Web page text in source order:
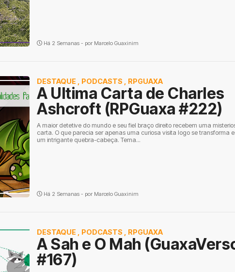
Há 2 Semanas - por Marcelo Guaxinim
DESTAQUE PODCASTS RPGUAXA
A Ultima Carta de Charles
Ashcroft (RPGuaxa #222)
A maior detetive do mundo e seu fiel braço direito recebem uma
carta. O que parecia ser apenas uma curiosa visita logo se transforma
um intrigante quebra-cabeça. Tema...
Há 2 Semanas - por Marcelo Guaxinim
DESTAQUE PODCASTS RPGUAXA
A Sah e O Mah
#167)